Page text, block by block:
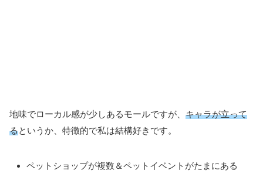
地味でローカル感が少しあるモールですが、 キャラが立って
るというか、特徴的で私は結構好きです。
ペットショップが複数＆ペットイベントがたまにある